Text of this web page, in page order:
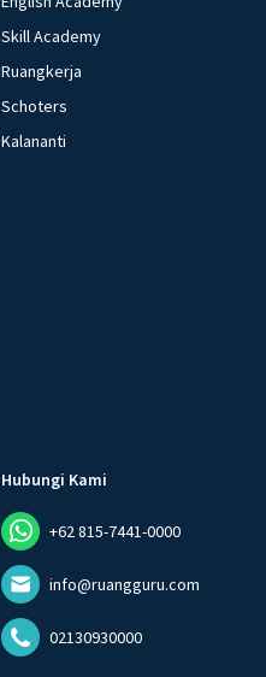
Skill Academy
Ruangkerja
Schoters
Kalananti
Hubungi Kami
+62 815-7441-0000
info@ruangguru.com
02130930000